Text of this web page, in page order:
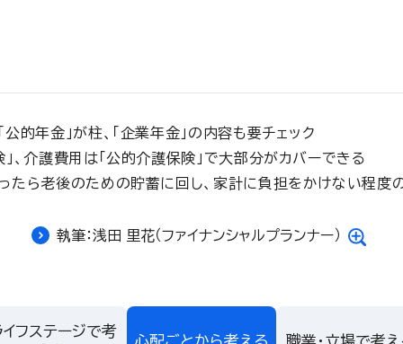
的年金」が柱、「企業年金」の内容も要チェック
、介護費用は「公的介護保険」で大部分がカバーできる
たら老後のための貯蓄に回し、家計に負担をかけない程度
執筆：浅田 里花（ファイナンシャルプランナー）
イフステージで考
心配ごとから考える 職業・立場で考え